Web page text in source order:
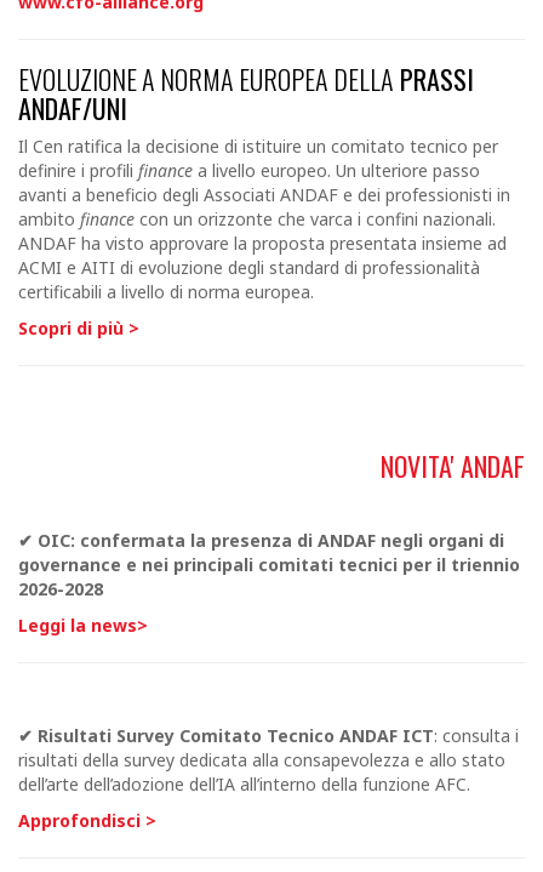
EVOLUZIONE A NORMA EUROPEA DELLA PRASSI
ANDAF/UNI
Il Cen ratifica la decisione di istituire un comitato tecnico per
definire i profili finance a livello europeo. Un ulteriore passo
avanti a beneficio degli Associati ANDAF e dei professionisti in
ambito finance con un orizzonte che varca i confini nazionali.
ANDAF ha visto approvare la proposta presentata insieme ad
ACMI e AITI di evoluzione degli standard di professionalità
certificabili a livello di norma europea.
Scopri di più >
NOVITA' ANDAF
✔ OIC: confermata la presenza di ANDAF negli organi di
governance e nei principali comitati tecnici per il triennio
2026-2028
Leggi la news>
✔ Risultati Survey Comitato Tecnico ANDAF ICT: consulta i
risultati della survey dedicata alla consapevolezza e allo stato
dell’arte dell’adozione dell’IA all’interno della funzione AFC.
Approfondisci >